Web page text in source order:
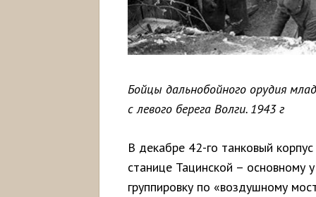
Бойцы дальнобойного орудия
с левого берега Волги. 1943 г
В декабре 42-го танковый
станице Тацинской – основному
группировку по «воздушному